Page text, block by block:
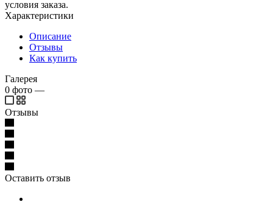
условия заказа.
Характеристики
Описание
Отзывы
Как купить
Галерея
0 фото —
Отзывы
Оставить отзыв